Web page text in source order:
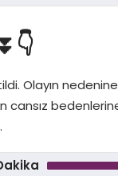
Olayın
cansız